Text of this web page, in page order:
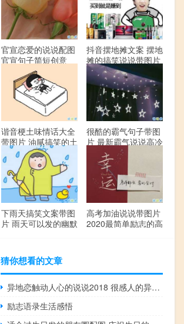
官宣恋爱的说说配图
官宣句子简短创意
抖音摆地摊文案 摆地
摊的搞笑说说带图片
谐音梗土味情话大全
带图片 油腻搞笑的土
味情话
很酷的霸气句子带图
片 最新霸气说说高冷
下雨天搞笑文案带图
片 雨天可以发的幽默
高考加油说说带图片
2020最简单励志的高
猜你想看的文章
异地恋触动人心的说说2018 很感人的异地恋说说心情
励志语录生活感悟